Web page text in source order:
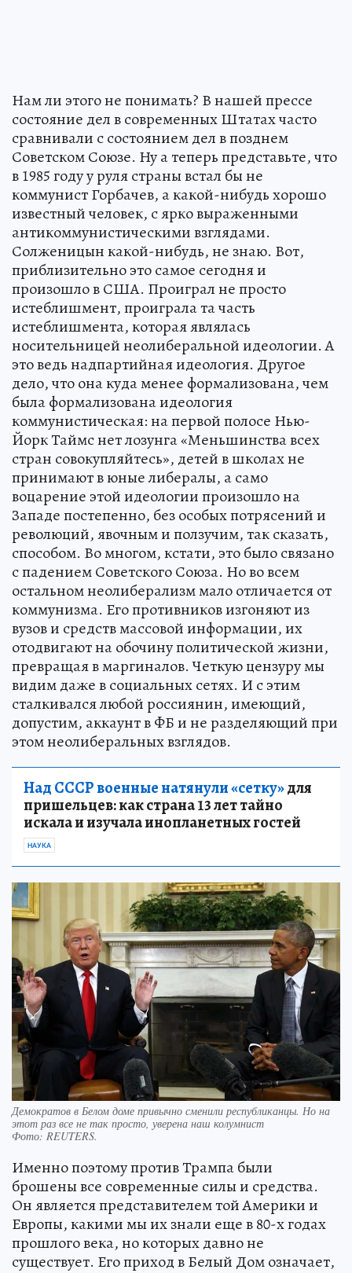
Нам ли этого не понимать? В нашей прессе
состояние дел в современных Штатах часто
сравнивали с состоянием дел в позднем
Советском Союзе. Ну а теперь представьте, что
в 1985 году у руля страны встал бы не
коммунист Горбачев, а какой-нибудь хорошо
известный человек, с ярко выраженными
антикоммунистическими взглядами.
Солженицын какой-нибудь, не знаю. Вот,
приблизительно это самое сегодня и
произошло в США. Проиграл не просто
истеблишмент, проиграла та часть
истеблишмента, которая являлась
носительницей неолиберальной идеологии. А
это ведь надпартийная идеология. Другое
дело, что она куда менее формализована, чем
была формализована идеология
коммунистическая: на первой полосе Нью-
Йорк Таймс нет лозунга «Меньшинства всех
стран совокупляйтесь», детей в школах не
принимают в юные либералы, а само
воцарение этой идеологии произошло на
Западе постепенно, без особых потрясений и
революций, явочным и ползучим, так сказать,
способом. Во многом, кстати, это было связано
с падением Советского Союза. Но во всем
остальном неолиберализм мало отличается от
коммунизма. Его противников изгоняют из
вузов и средств массовой информации, их
отодвигают на обочину политической жизни,
превращая в маргиналов. Четкую цензуру мы
видим даже в социальных сетях. И с этим
сталкивался любой россиянин, имеющий,
допустим, аккаунт в ФБ и не разделяющий при
этом неолиберальных взглядов.
Над СССР военные натянули «сетку»для
пришельцев: как страна 13 лет тайно
искала и изучала инопланетных гостей
НАУКА
Демократов в Белом доме привычно сменили республиканцы. Но на
этот раз все не так просто, уверена наш колумнист
Фото: REUTERS.
Именно поэтому против Трампа были
брошены все современные силы и средства.
Он является представителем той Америки и
Европы, какими мы их знали еще в 80-х годах
прошлого века, но которых давно не
существует. Его приход в Белый Дом означает,